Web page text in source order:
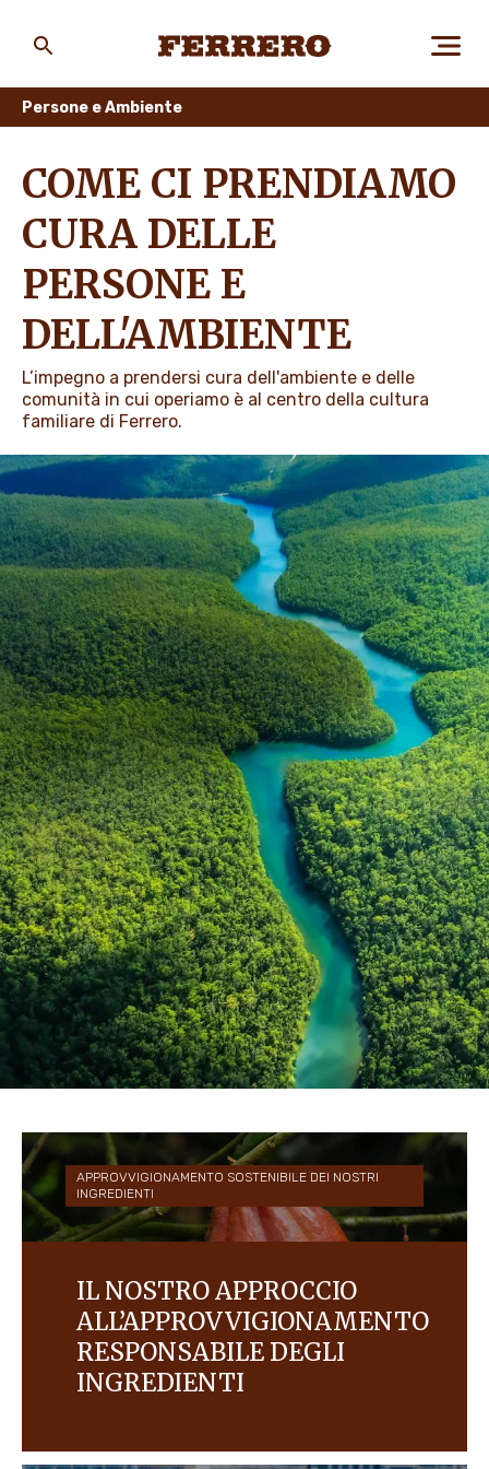
PERSONE E AMBIENTE
I NOSTRI PRODOTTI
LAVORA CON NOI
PROMOZIONI
NEWS & MEDIA
main
Persone e Ambiente
COME CI PRENDIAMO
CURA DELLE
PERSONE E
DELL'AMBIENTE
L’impegno a prendersi cura dell'ambiente e delle
comunità in cui operiamo è al centro della cultura
familiare di Ferrero.
APPROVVIGIONAMENTO SOSTENIBILE DEI NOSTRI
INGREDIENTI
IL NOSTRO APPROCCIO
ALL’APPROVVIGIONAMENTO
RESPONSABILE DEGLI
INGREDIENTI
comunità e che protegga le persone e l’ambiente.